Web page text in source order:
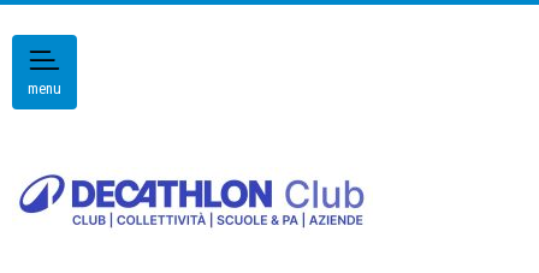
menu